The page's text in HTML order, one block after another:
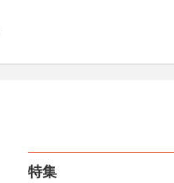
特集